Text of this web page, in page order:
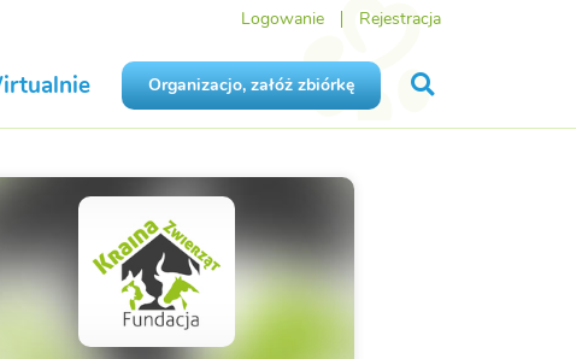
Logowanie Rejestracja
Organizacjo, załóż zbiórkę